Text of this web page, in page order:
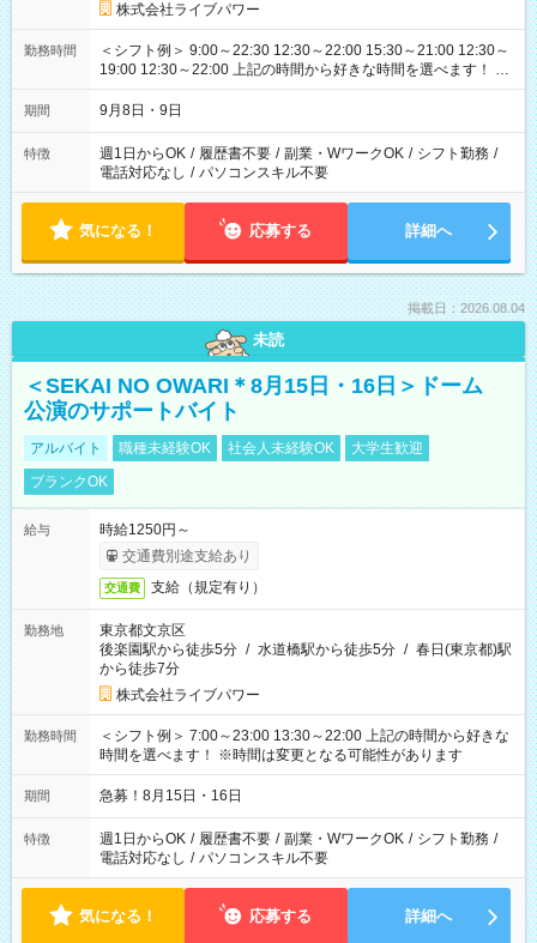
株式会社ライブパワー
勤務時間
＜シフト例＞ 9:00～22:30 12:30～22:00 15:30～21:00 12:30～
19:00 12:30～22:00 上記の時間から好きな時間を選べます！ ※
時間は変更となる可能性があります
期間 9月8日・9日
特徴 週1日からOK / 履歴書不要 / 副業・WワークOK / シフト勤務 /
電話対応なし / パソコンスキル不要
気になる！ 応募する 詳細へ
掲載日：2026.08.04
未読
＜SEKAI NO OWARI＊8月15日・16日＞ドーム
公演のサポートバイト
アルバイト 職種未経験OK 社会人未経験OK
大学生歓迎
ブランクOK
給与
時給1250円～
交通費別途支給あり
交通費 支給（規定有り）
勤務地
東京都文京区
後楽園駅から徒歩5分 / 水道橋駅から徒歩5分 / 春日(東京都)駅
から徒歩7分
株式会社ライブパワー
勤務時間
＜シフト例＞ 7:00～23:00 13:30～22:00 上記の時間から好きな
時間を選べます！ ※時間は変更となる可能性があります
期間 急募！8月15日・16日
特徴 週1日からOK / 履歴書不要 / 副業・WワークOK / シフト勤務 /
電話対応なし / パソコンスキル不要
気になる！ 応募する 詳細へ